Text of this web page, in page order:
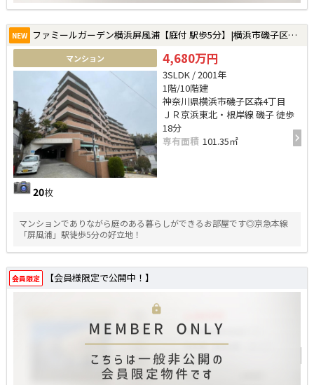
NEW ファミールガーデン横浜屏風浦【庭付 駅歩5分】|横浜市磯子区森4丁目の中古マンション
マンション
20枚
4,680万円
3SLDK / 2001年
1階/10階建
神奈川県横浜市磯子区森4丁目
ＪＲ京浜東北・根岸線 磯子 徒歩
18分
専有面積 101.35㎡
マンションでありながら庭のある暮らしができるお部屋です◎京急本線
「屏風浦」駅徒歩5分の好立地！
会員限定 【会員様限定で公開中！】